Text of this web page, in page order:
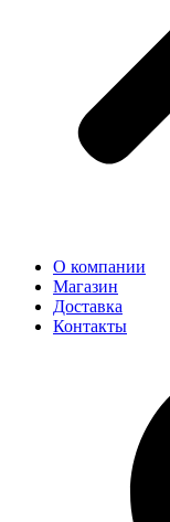
О компании
Магазин
Доставка
Контакты